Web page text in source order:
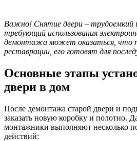
Важно! Снятие двери – трудоемкий
требующий использования
демонтажа может оказаться, что
реставрации, его готовят для
Основные этапы
двери в дом
После демонтажа старой двери и
заказать новую коробку и полотно.
монтажники выполняют несколько
действий: